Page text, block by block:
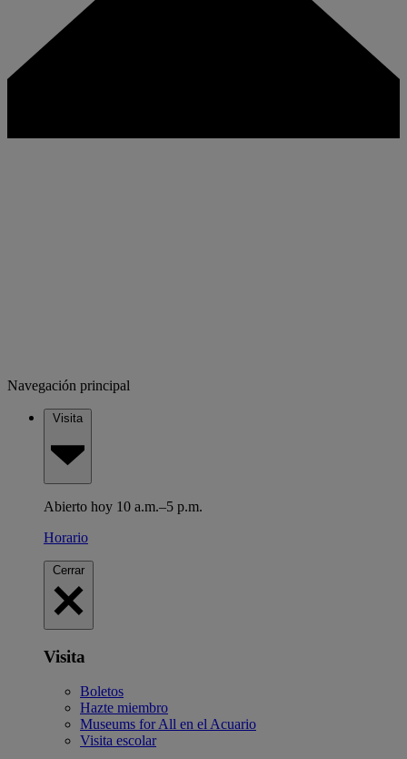
Navegación principal
Visita
Abierto hoy 10 a.m.–5 p.m.
Horario
Cerrar
Visita
Boletos
Hazte miembro
Museums for All en el Acuario
Visita escolar